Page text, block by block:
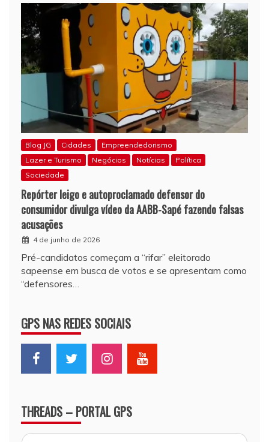
Blog JG Cidades
Empreendedorismo
Lazer e Turismo
Negócios Notícias
Política
Sociedade
Repórter leigo e autoproclamado defensor do
consumidor divulga vídeo da AABB-Sapé fazendo falsas
acusações
4 de junho de 2026
Pré-candidatos começam a “rifar” eleitorado
sapeense em busca de votos e se apresentam como
“defensores…
GPS NAS REDES SOCIAIS
THREADS – PORTAL GPS